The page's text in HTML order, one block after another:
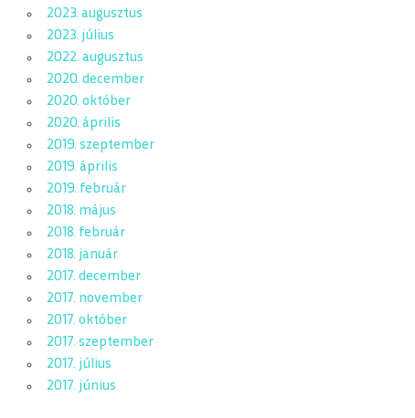
2023. augusztus
2023. július
2022. augusztus
2020. december
2020. október
2020. április
2019. szeptember
2019. április
2019. február
2018. május
2018. február
2018. január
2017. december
2017. november
2017. október
2017. szeptember
2017. július
2017. június